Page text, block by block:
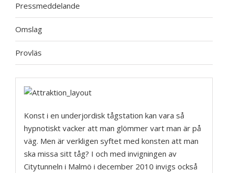
Pressmeddelande
Omslag
Provläs
Konst i en underjordisk tågstation kan vara så
hypnotiskt vacker att man glömmer vart man är på
väg. Men är verkligen syftet med konsten att man
ska missa sitt tåg? I och med invigningen av
Citytunneln i Malmö i december 2010 invigs också